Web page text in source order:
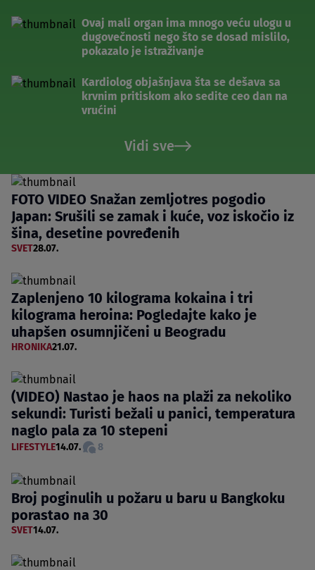
Ovaj mali organ ima mnogo veću ulogu u
dugovečnosti nego što se dosad mislilo,
pokazalo je istraživanje
Kardiolog objašnjava šta se dešava sa
krvnim pritiskom ako sedite ceo dan na
vrućini
Vidi sve
FOTO VIDEO Snažan zemljotres pogodio
Japan: Srušili se zamak i kuće, voz iskočio iz
šina, desetine povređenih
SVET28.07.
Zaplenjeno 10 kilograma kokaina i tri
kilograma heroina: Pogledajte kako je
uhapšen osumnjičeni u Beogradu
HRONIKA21.07.
(VIDEO) Nastao je haos na plaži za nekoliko
sekundi: Turisti bežali u panici, temperatura
naglo pala za 10 stepeni
LIFESTYLE14.07. 8
Broj poginulih u požaru u baru u Bangkoku
porastao na 30
SVET14.07.